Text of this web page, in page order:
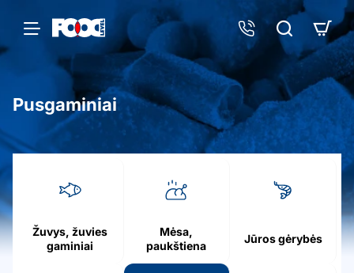
o
Pusgaminiai
Žuvys, žuvies
gaminiai
Mėsa,
paukštiena
Jūros gėrybės